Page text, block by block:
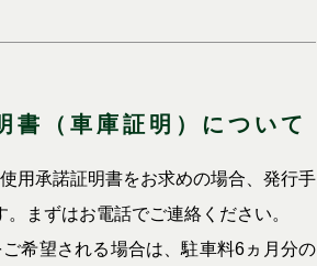
書（車庫証明）について
用承諾証明書をお求めの場合、発行手
まずはお電話でご連絡ください。
希望される場合は、駐車料6ヵ月分の